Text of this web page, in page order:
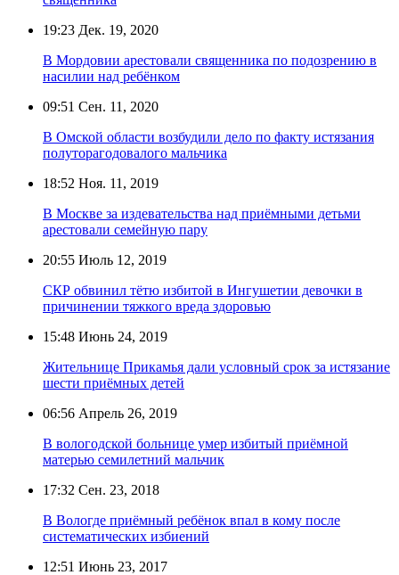
19:23 Дек. 19, 2020
В Мордовии арестовали священника по подозрению в
насилии над ребёнком
09:51 Сен. 11, 2020
В Омской области возбудили дело по факту истязания
полуторагодовалого мальчика
18:52 Ноя. 11, 2019
В Москве за издевательства над приёмными детьми
арестовали семейную пару
20:55 Июль 12, 2019
СКР обвинил тётю избитой в Ингушетии девочки в
причинении тяжкого вреда здоровью
15:48 Июнь 24, 2019
Жительнице Прикамья дали условный срок за истязание
шести приёмных детей
06:56 Апрель 26, 2019
В вологодской больнице умер избитый приёмной
матерью семилетний мальчик
17:32 Сен. 23, 2018
В Вологде приёмный ребёнок впал в кому после
систематических избиений
12:51 Июнь 23, 2017